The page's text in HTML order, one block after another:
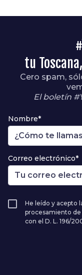
tu
Cero spam,
El boletín
Nombre*
Correo electrónico*
He leído y acepto
procesamiento
con el D. L. 196/